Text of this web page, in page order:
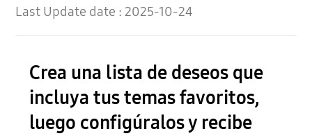
Last Update date :2025-10-24
Crea una lista de deseos que
incluya tus temas favoritos,
luego configúralos y recibe